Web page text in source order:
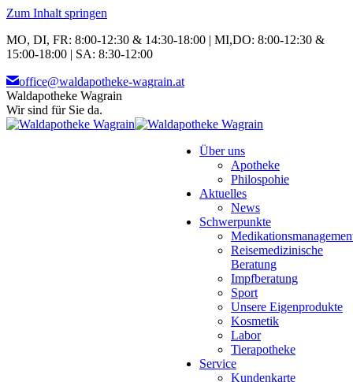
Zum Inhalt springen
MO, DI, FR: 8:00-12:30 & 14:30-18:00 | MI,DO: 8:00-12:30 &
15:00-18:00 | SA: 8:30-12:00
office@waldapotheke-wagrain.at
Waldapotheke Wagrain
Wir sind für Sie da.
Über uns
Apotheke
Philospohie
Aktuelles
News
Schwerpunkte
Reisemedizinische
Beratung
Impfberatung
Sport
Unsere Eigenprodukte
Kosmetik
Labor
Tierapotheke
Service
Kundenkarte